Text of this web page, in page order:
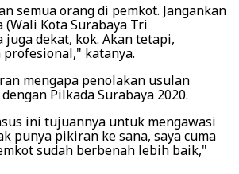
semua orang di pemkot. Jangankan
(Wali Kota Surabaya Tri
juga dekat, kok. Akan tetapi,
profesional," katanya.
mengapa penolakan usulan
Pilkada Surabaya 2020.
ini tujuannya untuk mengawasi
punya pikiran ke sana, saya cuma
sudah berbenah lebih baik,"